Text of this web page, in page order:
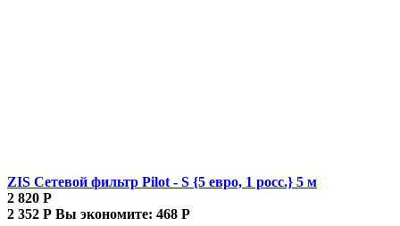
ZIS Сетевой фильтр Pilot - S {5 евро, 1 росс.} 5 м
2 820 Р
2 352 Р Вы экономите: 468 Р